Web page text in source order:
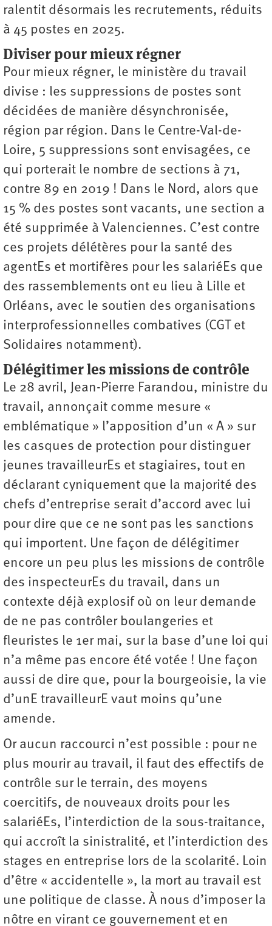
ralentit désormais les recrutements, réduits
à 45 postes en 2025.
Diviser pour mieux régner
Pour mieux régner, le ministère du travail
divise : les suppressions de postes sont
décidées de manière désynchronisée,
région par région. Dans le Centre-Val-de-
Loire, 5 suppressions sont envisagées, ce
qui porterait le nombre de sections à 71,
contre 89 en 2019 ! Dans le Nord, alors que
15 % des postes sont vacants, une section a
été supprimée à Valenciennes. C’est contre
ces projets délétères pour la santé des
agentEs et mortifères pour les salariéEs que
des rassemblements ont eu lieu à Lille et
Orléans, avec le soutien des organisations
interprofessionnelles combatives (CGT et
Solidaires notamment).
Délégitimer les missions de contrôle
Le 28 avril, Jean-Pierre Farandou, ministre du
travail, annonçait comme mesure «
emblématique » l’apposition d’un « A » sur
les casques de protection pour distinguer
jeunes travailleurEs et stagiaires, tout en
déclarant cyniquement que la majorité des
chefs d’entreprise serait d’accord avec lui
pour dire que ce ne sont pas les sanctions
qui importent. Une façon de délégitimer
encore un peu plus les missions de contrôle
des inspecteurEs du travail, dans un
contexte déjà explosif où on leur demande
de ne pas contrôler boulangeries et
fleuristes le 1er mai, sur la base d’une loi qui
n’a même pas encore été votée ! Une façon
aussi de dire que, pour la bourgeoisie, la vie
d’unE travailleurE vaut moins qu’une
amende.
Or aucun raccourci n’est possible : pour ne
plus mourir au travail, il faut des effectifs de
contrôle sur le terrain, des moyens
coercitifs, de nouveaux droits pour les
salariéEs, l’interdiction de la sous-traitance,
qui accroît la sinistralité, et l’interdiction des
stages en entreprise lors de la scolarité. Loin
d’être « accidentelle », la mort au travail est
une politique de classe. À nous d’imposer la
nôtre en virant ce gouvernement et en